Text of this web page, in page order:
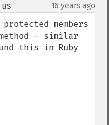
¶ 16 years ago
members
- similar
this in Ruby